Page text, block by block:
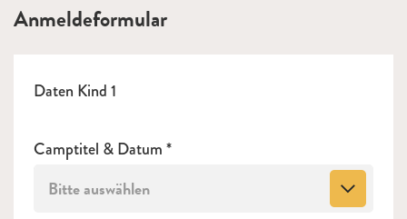
Anmeldeformular
Daten Kind 1
Camptitel & Datum
Bitte auswählen